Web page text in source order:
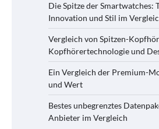
Die Spitze der Smartwatches:
Innovation und Stil im
Vergleich von Spitzen-
Kopfhörertechnologie und
Ein Vergleich der Premium-
und Wert
Bestes unbegrenztes
Anbieter im Vergleich